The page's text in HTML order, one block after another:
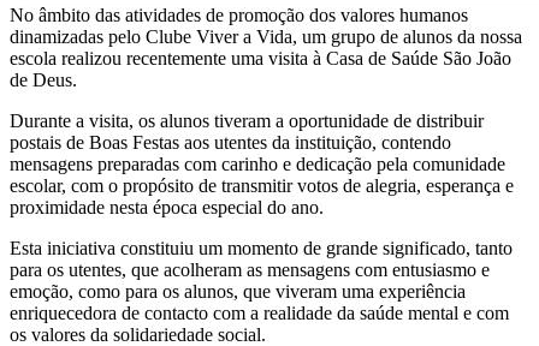
No âmbito das atividades de promoção dos valores humanos
dinamizadas pelo Clube Viver a Vida, um grupo de alunos da nossa
escola realizou recentemente uma visita à Casa de Saúde São João
de Deus.
Durante a visita, os alunos tiveram a oportunidade de distribuir
postais de Boas Festas aos utentes da instituição, contendo
mensagens preparadas com carinho e dedicação pela comunidade
escolar, com o propósito de transmitir votos de alegria, esperança e
proximidade nesta época especial do ano.
Esta iniciativa constituiu um momento de grande significado, tanto
para os utentes, que acolheram as mensagens com entusiasmo e
emoção, como para os alunos, que viveram uma experiência
enriquecedora de contacto com a realidade da saúde mental e com
os valores da solidariedade social.